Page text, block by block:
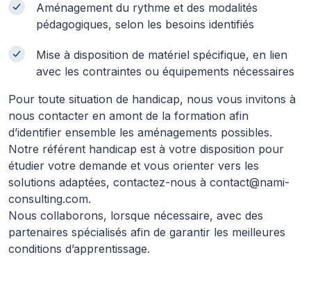
Aménagement du rythme et des modalités
pédagogiques, selon les besoins identifiés
Mise à disposition de matériel spécifique, en lien
avec les contraintes ou équipements nécessaires
Pour toute situation de handicap, nous vous invitons à
nous contacter en amont de la formation afin
d’identifier ensemble les aménagements possibles.
Notre référent handicap est à votre disposition pour
étudier votre demande et vous orienter vers les
solutions adaptées, contactez-nous à contact@nami-
consulting.com.
Nous collaborons, lorsque nécessaire, avec des
partenaires spécialisés afin de garantir les meilleures
conditions d’apprentissage.